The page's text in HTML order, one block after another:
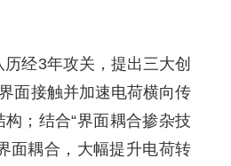
经3年攻关，提出三大创
面接触并加速电荷横向传
；结合“界面耦合掺杂技
面耦合，大幅提升电荷转